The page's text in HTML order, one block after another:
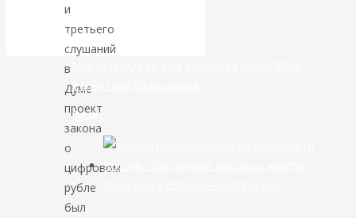
уже начался
и
третьего
слушаний
в
Думе
проект
закона
о
цифровом
рубле
был
Валентина Катасонова
Видео